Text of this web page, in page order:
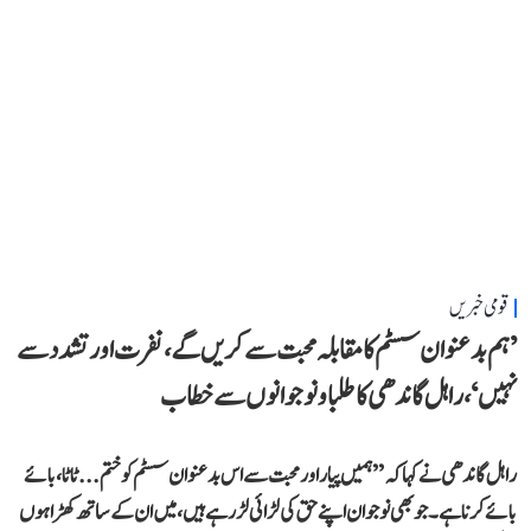
قومی خبریں
’ہم بدعنوان سسٹم کا مقابلہ محبت سے کریں گے، نفرت اور تشدد سے
نہیں‘، راہل گاندھی کا طلبا و نوجوانوں سے خطاب
راہل گاندھی نے کہا کہ ’’ہمیں پیار اور محبت سے اس بدعنوان سسٹم کو ختم... ٹاٹا، بائے
بائے کرنا ہے۔ جو بھی نوجوان اپنے حق کی لڑائی لڑ رہے ہیں، میں ان کے ساتھ کھڑا ہوں